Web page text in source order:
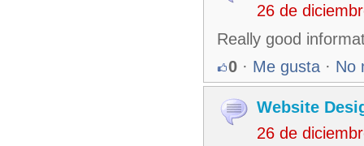
26 de
Really good
0 · Me gusta · No
Website
26 de